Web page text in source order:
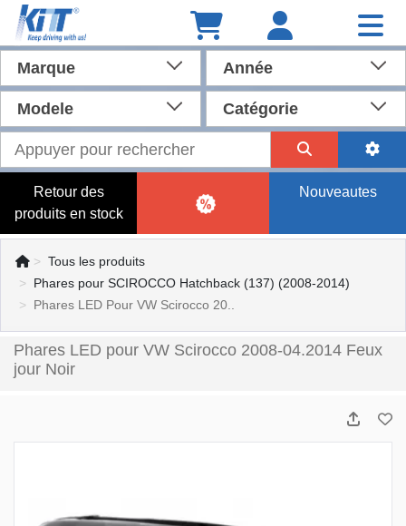
Marque Année
Modele Catégorie
Retour des
produits en stock
Nouveautes
Tous les produits
Phares pour SCIROCCO Hatchback (137) (2008-2014)
Phares LED Pour VW Scirocco 20..
Phares LED pour VW Scirocco 2008-04.2014 Feux
jour Noir